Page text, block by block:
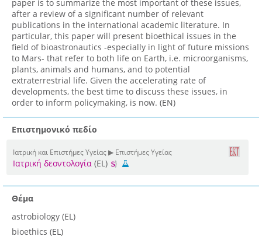
paper is to summarize the most important of these issues,
after a review of a significant number of relevant
publications in the international academic literature. In
particular, this paper will present bioethical issues in the
field of bioastronautics -especially in light of future missions
to Mars- that refer to both life on Earth, i.e. microorganisms,
plants, animals and humans, and to potential
extraterrestrial life. Given the accelerating rate of
developments, the best time to discuss these issues, in
order to inform policymaking, is now. (EN)
Επιστημονικό πεδίο
Ιατρική και Επιστήμες Υγείας ▶ Επιστήμες Υγείας
Ιατρική δεοντολογία (EL)
Θέμα
astrobiology (EL)
bioethics (EL)